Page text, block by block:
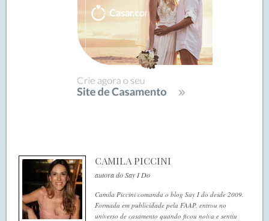
CAMILA PICCINI
autora do Say I Do
Camila Piccini comanda o blog Say I do desde 2009.
Formada em publicidade pela FAAP, entrou no
universo de casamento quando ficou noiva e sentiu